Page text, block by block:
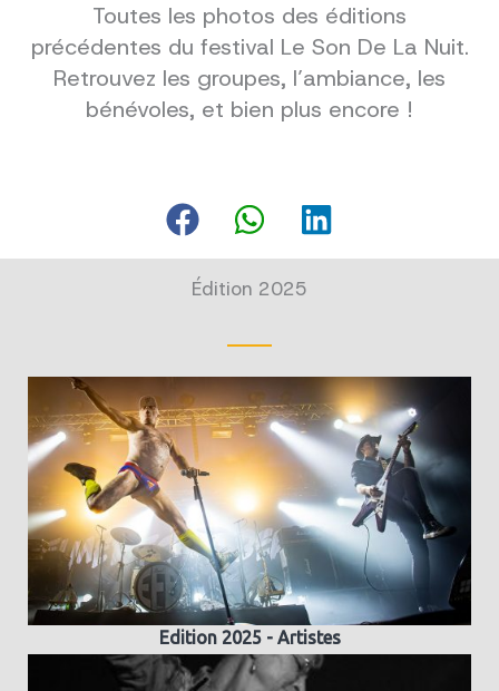
Toutes les photos des éditions
précédentes du festival Le Son De La Nuit.
Retrouvez les groupes, l’ambiance, les
bénévoles, et bien plus encore !
Édition 2025
Edition 2025 - Artistes